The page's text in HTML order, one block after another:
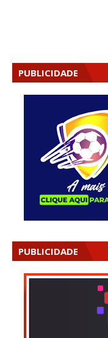
PUBLICIDADE
PUBLICIDADE